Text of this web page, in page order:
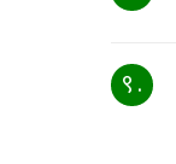
९ .